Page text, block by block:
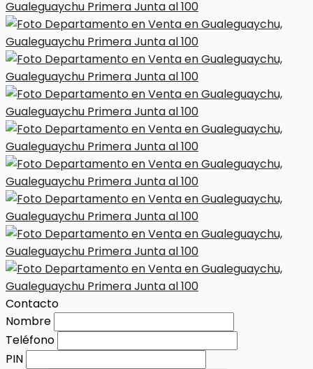
Contacto
Nombre
Teléfono
PIN